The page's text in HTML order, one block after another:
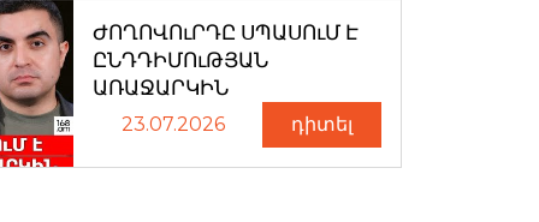
ԺՈՂՈՎՈւՐԴԸ ՍՊԱՍՈւՄ Է
ԸՆԴԴԻՄՈւԹՅԱՆ
ԱՌԱՋԱՐԿԻՆ
23.07.2026 դիտել